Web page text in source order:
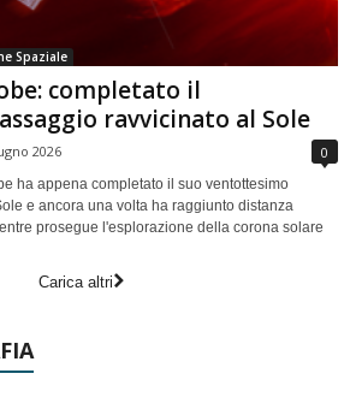
Spaziale
completato il
ravvicinato al Sole
2026 0
ha appena completato il suo ventottesimo
e ancora una volta ha raggiunto distanza
prosegue l'esplorazione della corona solare
Carica altri